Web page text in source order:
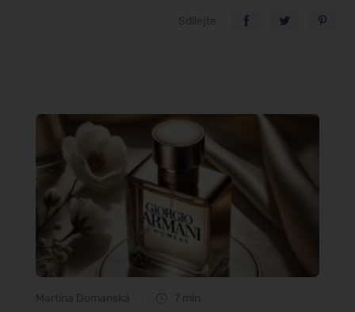
Sdílejte
Martina Domanská 7 min